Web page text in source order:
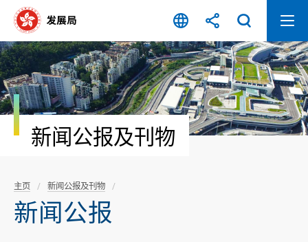
容
开
始
新闻公报及刊物
主页 新闻公报及刊物
新闻公报